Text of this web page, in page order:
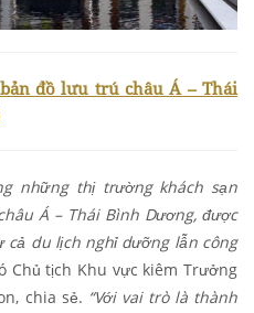
đồ lưu trú châu Á – Thái
những thị trường khách sạn
Á – Thái Bình Dương, được
du lịch nghỉ dưỡng lẫn công
Chủ tịch Khu vực kiêm Trưởng
chia sẻ. “Với vai trò là thành